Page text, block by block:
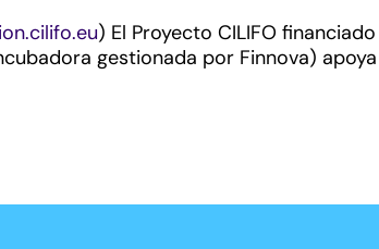
) El Proyecto CILIFO
gestionada por Finnova)